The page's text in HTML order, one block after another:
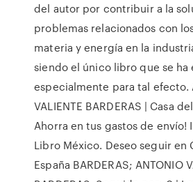
del autor por contribuir a la
problemas relacionados con
materia y energía en la
siendo el único libro que se ha
especialmente para tal efecto.
VALIENTE BARDERAS | Casa
Ahorra en tus gastos de envío!
Libro México. Deseo seguir en
España BARDERAS; ANTONIO